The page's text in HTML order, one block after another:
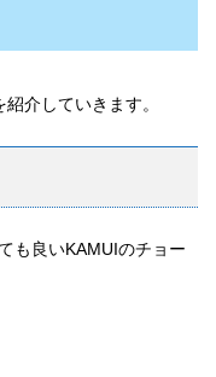
介していきます。
も良いKAMUIのチョー